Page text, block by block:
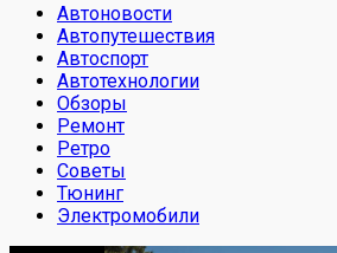
Автоновости
Автопутешествия
Автоспорт
Автотехнологии
Обзоры
Ремонт
Ретро
Советы
Тюнинг
Электромобили